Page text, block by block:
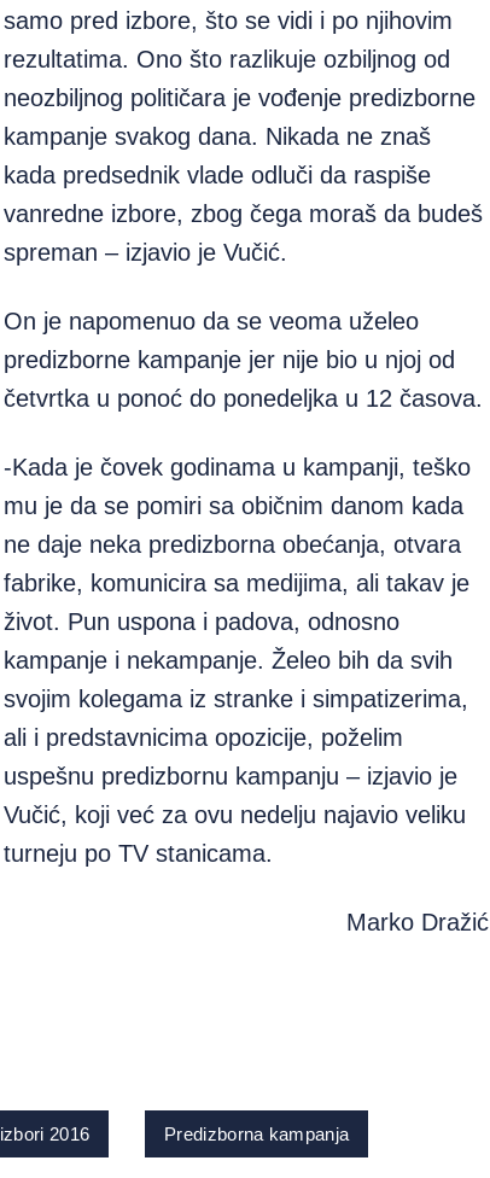
samo pred izbore, što se vidi i po njihovim
rezultatima. Ono što razlikuje ozbiljnog od
neozbiljnog političara je vođenje predizborne
kampanje svakog dana. Nikada ne znaš
kada predsednik vlade odluči da raspiše
vanredne izbore, zbog čega moraš da budeš
spreman – izjavio je Vučić.
On je napomenuo da se veoma uželeo
predizborne kampanje jer nije bio u njoj od
četvrtka u ponoć do ponedeljka u 12 časova.
-Kada je čovek godinama u kampanji, teško
mu je da se pomiri sa običnim danom kada
ne daje neka predizborna obećanja, otvara
fabrike, komunicira sa medijima, ali takav je
život. Pun uspona i padova, odnosno
kampanje i nekampanje. Želeo bih da svih
svojim kolegama iz stranke i simpatizerima,
ali i predstavnicima opozicije, poželim
uspešnu predizbornu kampanju – izjavio je
Vučić, koji već za ovu nedelju najavio veliku
turneju po TV stanicama.
Marko Dražić
izbori 2016 Predizborna kampanja